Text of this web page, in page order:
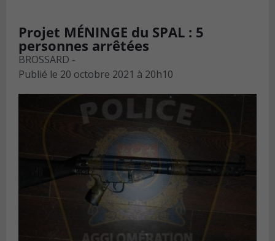
Projet MÉNINGE du SPAL : 5
personnes arrêtées
BROSSARD -
Publié le 20 octobre 2021 à 20h10